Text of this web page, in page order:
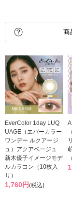
商
EverColor 1day LUQ
UAGE（エバーカラー
ワンデー ルクアージ
ュ）アクアベージュ
新木優子イメージモデ
ルカラコン（10枚入
り）
1,760円(税込)